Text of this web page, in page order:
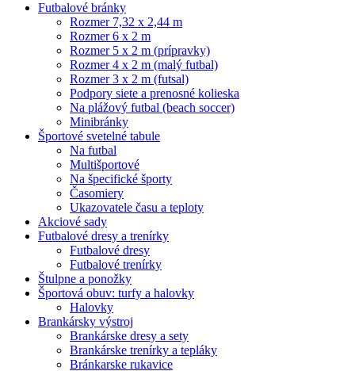
Futbalové bránky
Rozmer 7,32 x 2,44 m
Rozmer 6 x 2 m
Rozmer 5 x 2 m (prípravky)
Rozmer 4 x 2 m (malý futbal)
Rozmer 3 x 2 m (futsal)
Podpory siete a prenosné kolieska
Na plážový futbal (beach soccer)
Minibránky
Športové svetelné tabule
Na futbal
Multišportové
Na špecifické športy
Časomiery
Ukazovatele času a teploty
Akciové sady
Futbalové dresy a trenírky
Futbalové dresy
Futbalové trenírky
Štulpne a ponožky
Športová obuv: turfy a halovky
Halovky
Brankársky výstroj
Brankárske dresy a sety
Brankárske trenírky a tepláky
Bránkarske rukavice